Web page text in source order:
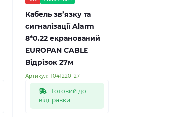
Кабель зв’язку та
сигналізації Alarm
8*0.22 екранований
EUROPAN CABLE
Відрізок 27м
Артикул:Т041220_27
Готовий до
відправки